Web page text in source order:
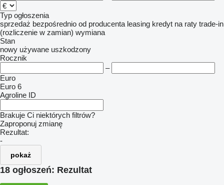
Typ ogłoszenia
sprzedaż bezpośrednio od producenta leasing kredyt na raty trade-in
(rozliczenie w zamian) wymiana
Stan
nowy używane uszkodzony
Rocznik
–
Euro
Euro 6
Agroline ID
Brakuje Ci niektórych filtrów?
Zaproponuj zmianę
Rezultat:
-
pokaż
18 ogłoszeń: Rezultat